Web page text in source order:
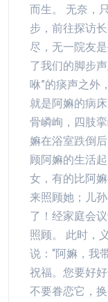
而生。 无奈，
步，前往探访
尽，无一院友
了我们的脚步
咻”的痰声之外
就是阿嫲的病
骨嶙峋，四肢
嫲在浴室跌倒
顾阿嫲的生活
女，有的比阿
来照顾她；儿
了！经家庭会
照顾。 此时，
说：“阿嫲，我
祝福。您要好
不要眷恋它，